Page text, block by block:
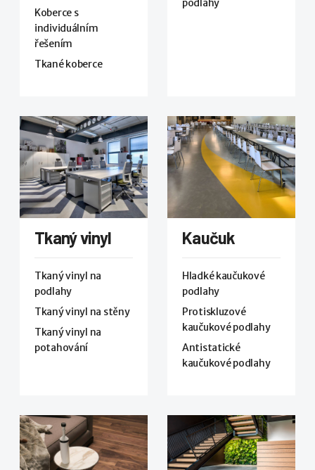
Koberce s
individuálním
řešením
Tkané koberce
Tkaný vinyl
Tkaný vinyl na
podlahy
Tkaný vinyl na stěny
Tkaný vinyl na
potahování
Kaučuk
Hladké kaučukové
podlahy
Protiskluzové
kaučukové podlahy
Antistatické
kaučukové podlahy